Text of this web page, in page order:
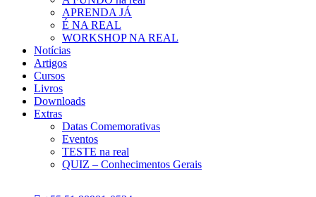
APRENDA JÁ
É NA REAL
WORKSHOP NA REAL
Notícias
Artigos
Cursos
Livros
Downloads
Extras
Datas Comemorativas
Eventos
TESTE na real
QUIZ – Conhecimentos Gerais